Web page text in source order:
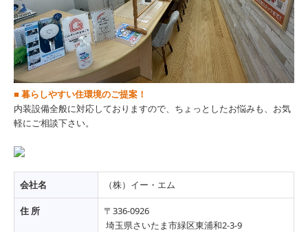
■ 暮らしやすい住環境のご提案！
内装設備全般に対応しておりますので、ちょっとしたお悩みも、お気
軽にご相談下さい。
会社名 （株）イー・エム
住 所
〒336-0926
埼玉県さいたま市緑区東浦和2-3-9